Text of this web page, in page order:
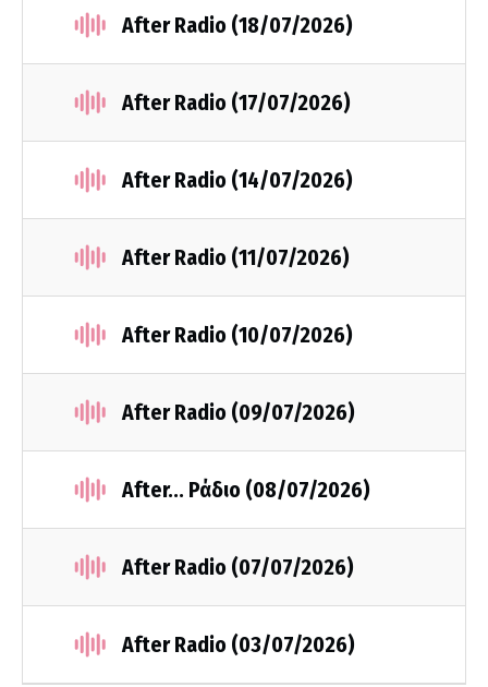
After Radio (18/07/2026)
After Radio (17/07/2026)
After Radio (14/07/2026)
After Radio (11/07/2026)
After Radio (10/07/2026)
After Radio (09/07/2026)
After... Ράδιο (08/07/2026)
After Radio (07/07/2026)
After Radio (03/07/2026)